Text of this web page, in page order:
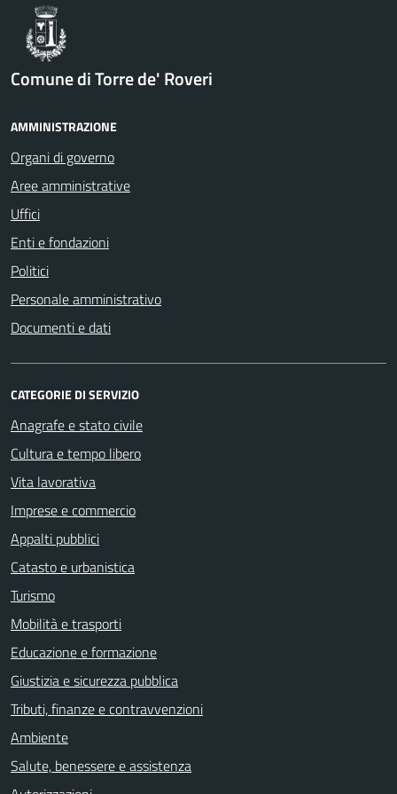
Comune di Torre de' Roveri
AMMINISTRAZIONE
Organi di governo
Aree amministrative
Uffici
Enti e fondazioni
Politici
Personale amministrativo
Documenti e dati
CATEGORIE DI SERVIZIO
Anagrafe e stato civile
Cultura e tempo libero
Vita lavorativa
Imprese e commercio
Appalti pubblici
Catasto e urbanistica
Turismo
Mobilità e trasporti
Educazione e formazione
Giustizia e sicurezza pubblica
Tributi, finanze e contravvenzioni
Ambiente
Salute, benessere e assistenza